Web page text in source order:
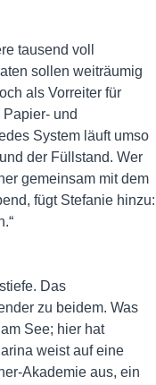
tausend voll
sollen weiträumig
als Vorreiter für
und
System läuft umso
der Füllstand. Wer
gemeinsam mit dem
fügt Stefanie hinzu:
Das
zu beidem. Was
See; hier hat
weist auf eine
Akademie aus, ein